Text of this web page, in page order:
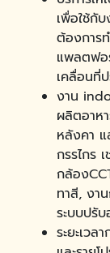
เพื่อใช้กั
ต้องการ
แพลตฟอ
เคลื่อนที่
งาน
ผลิตอาห
หลังคา
กรรไกร
กล้อง
ทาสี, งา
ระบบปรั
ระยะเวล